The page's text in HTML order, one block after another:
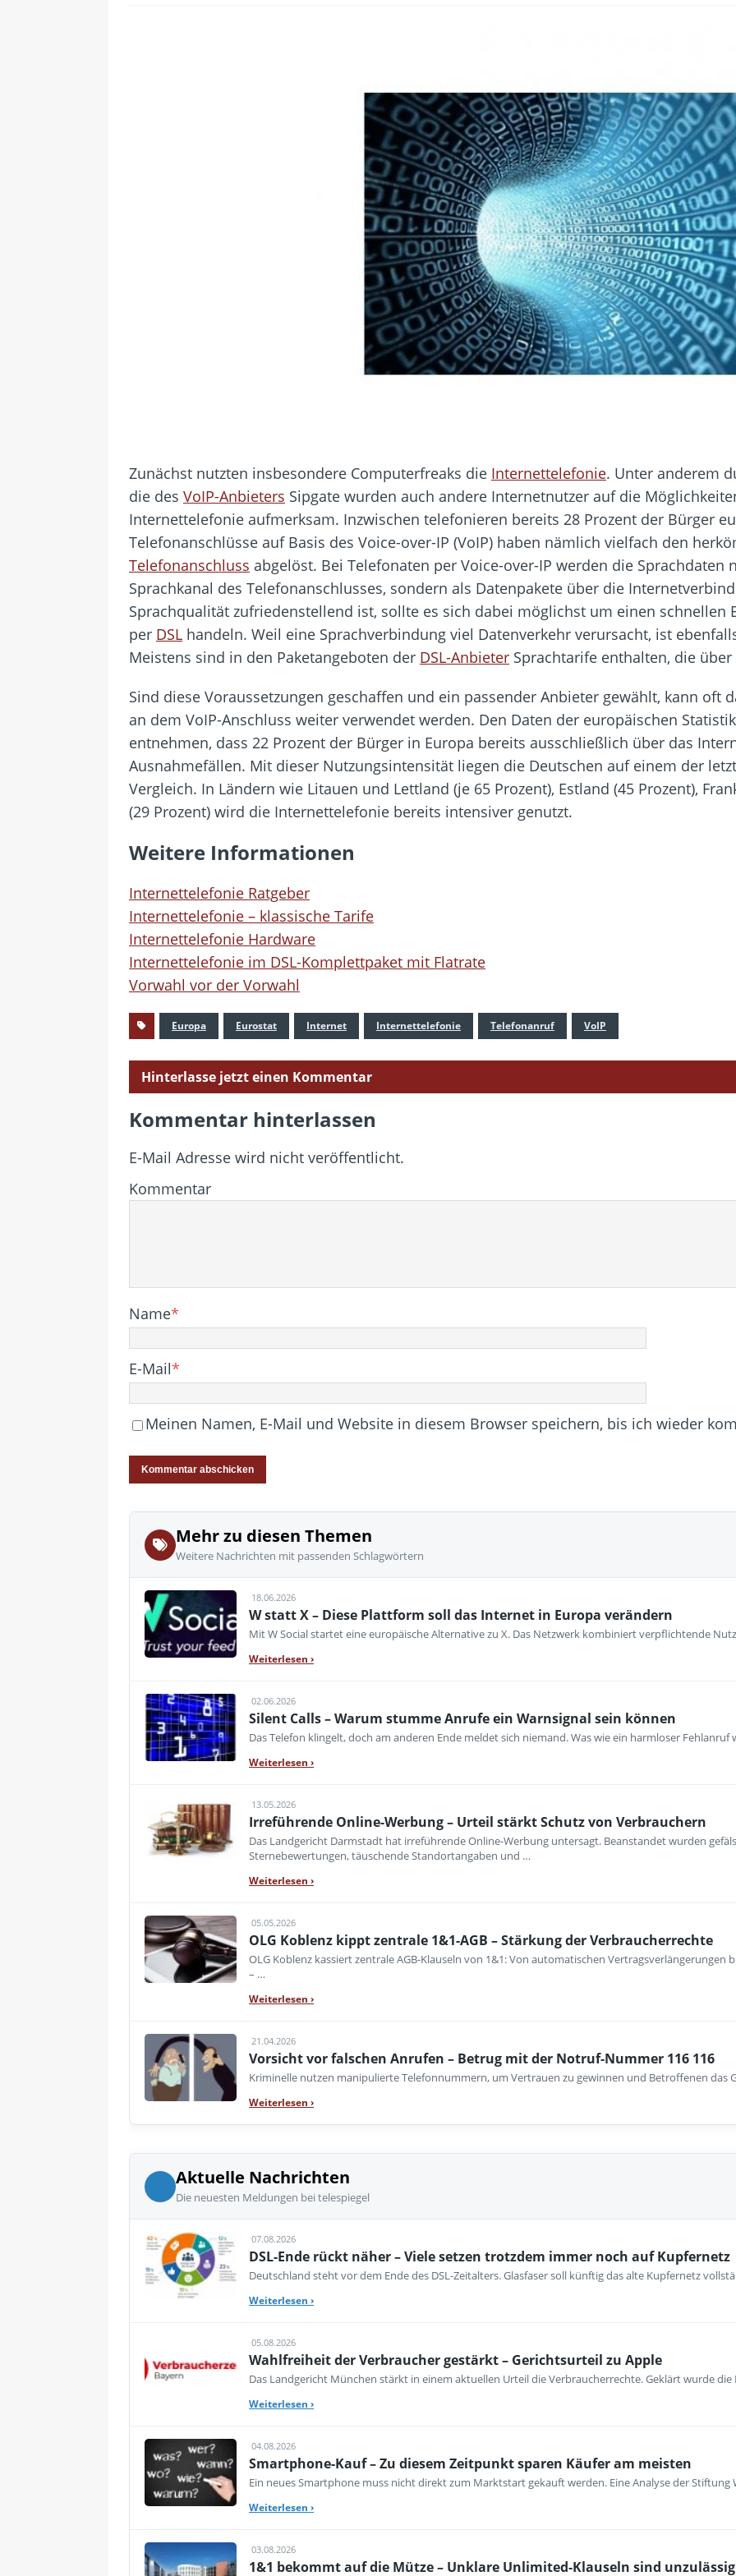
DSL-Ende rückt näher – Viele setzen trotzdem immer noch auf Kupfernetz
Zunächst nutzten insbesondere Computerfreaks die Internettelefonie. Unter anderem
die des VoIP-Anbieters Sipgate wurden auch andere Internetnutzer auf die
Internettelefonie aufmerksam. Inzwischen telefonieren bereits 28 Prozent der Bürger
Telefonanschlüsse auf Basis des Voice-over-IP (VoIP) haben nämlich vielfach den
Telefonanschluss abgelöst. Bei Telefonaten per Voice-over-IP werden die
Sprachkanal des Telefonanschlusses, sondern als Datenpakete über die
Sprachqualität zufriedenstellend ist, sollte es sich dabei möglichst um einen schnellen
per DSL handeln. Weil eine Sprachverbindung viel Datenverkehr verursacht, ist
Meistens sind in den Paketangeboten der DSL-Anbieter Sprachtarife enthalten, die
Sind diese Voraussetzungen geschaffen und ein passender Anbieter gewählt, kann oft
an dem VoIP-Anschluss weiter verwendet werden. Den Daten der europäischen
entnehmen, dass 22 Prozent der Bürger in Europa bereits ausschließlich über das
Ausnahmefällen. Mit dieser Nutzungsintensität liegen die Deutschen auf einem der
Vergleich. In Ländern wie Litauen und Lettland (je 65 Prozent), Estland (45 Prozent),
(29 Prozent) wird die Internettelefonie bereits intensiver genutzt.
Weitere Informationen
Internettelefonie Ratgeber
Internettelefonie – klassische Tarife
Internettelefonie Hardware
Internettelefonie im DSL-Komplettpaket mit Flatrate
Vorwahl vor der Vorwahl
Europa Eurostat Internet Internettelefonie Telefonanruf VoIP
Hinterlasse jetzt einen Kommentar
Kommentar hinterlassen
E-Mail Adresse wird nicht veröffentlicht.
Kommentar
Name*
E-Mail*
Meinen Namen, E-Mail und Website in diesem Browser speichern, bis ich wieder
Mehr zu diesen Themen
Weitere Nachrichten mit passenden Schlagwörtern
18.06.2026
W statt X – Diese Plattform soll das Internet in Europa verändern
Mit W Social startet eine europäische Alternative zu X. Das Netzwerk kombiniert verpflichtende
Weiterlesen ›
02.06.2026
Silent Calls – Warum stumme Anrufe ein Warnsignal sein können
Das Telefon klingelt, doch am anderen Ende meldet sich niemand. Was wie ein harmloser Fehlanruf
Weiterlesen ›
13.05.2026
Irreführende Online-Werbung – Urteil stärkt Schutz von Verbrauchern
Das Landgericht Darmstadt hat irreführende Online-Werbung untersagt. Beanstandet wurden
Sternebewertungen, täuschende Standortangaben und …
Weiterlesen ›
05.05.2026
OLG Koblenz kippt zentrale 1&1-AGB – Stärkung der Verbraucherrechte
OLG Koblenz kassiert zentrale AGB-Klauseln von 1&1: Von automatischen
– …
Weiterlesen ›
21.04.2026
Vorsicht vor falschen Anrufen – Betrug mit der Notruf-Nummer 116 116
Kriminelle nutzen manipulierte Telefonnummern, um Vertrauen zu gewinnen und Betroffenen das
Weiterlesen ›
Aktuelle Nachrichten
Die neuesten Meldungen bei telespiegel
07.08.2026
DSL-Ende rückt näher – Viele setzen trotzdem immer noch auf Kupfernetz
Deutschland steht vor dem Ende des DSL-Zeitalters. Glasfaser soll künftig das alte Kupfernetz
Weiterlesen ›
05.08.2026
Wahlfreiheit der Verbraucher gestärkt – Gerichtsurteil zu Apple
Das Landgericht München stärkt in einem aktuellen Urteil die Verbraucherrechte. Geklärt wurde die
Weiterlesen ›
04.08.2026
Smartphone-Kauf – Zu diesem Zeitpunkt sparen Käufer am meisten
Ein neues Smartphone muss nicht direkt zum Marktstart gekauft werden. Eine Analyse der Stiftung
Weiterlesen ›
03.08.2026
1&1 bekommt auf die Mütze – Unklare Unlimited-Klauseln sind unzulässig